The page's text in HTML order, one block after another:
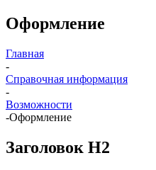
Оформление
Главная
-
Справочная информация
-
Возможности
-Оформление
Заголовок H2